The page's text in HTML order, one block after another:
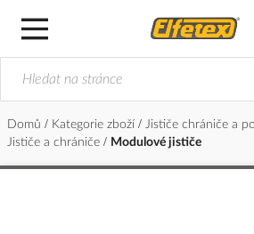
Domů Kategorie zboží
Jističe chrániče a
Jističe a chrániče
Modulové jističe